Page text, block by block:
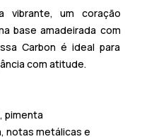
vibrante, um coração
base amadeirada com
Carbon é ideal para
com atitude.
pimenta
notas metálicas e